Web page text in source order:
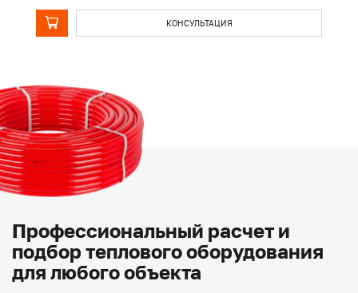
КОНСУЛЬТАЦИЯ
Профессиональный расчет и
подбор теплового оборудования
для любого объекта